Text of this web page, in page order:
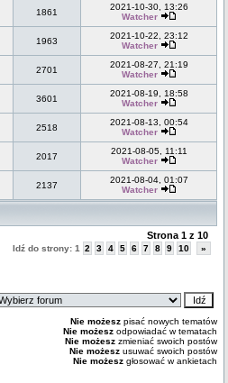
1861
2021-10-30, 13:26
Watcher
1963
2021-10-22, 23:12
Watcher
2701
2021-08-27, 21:19
Watcher
3601
2021-08-19, 18:58
Watcher
2518
2021-08-13, 00:54
Watcher
2017
2021-08-05, 11:11
Watcher
2137
2021-08-04, 01:07
Watcher
Strona 1 z 10
Idź do strony: 1 2 3 4 5 6 7 8 9 10 »
Nie możesz pisać nowych tematów
Nie możesz odpowiadać w tematach
Nie możesz zmieniać swoich postów
Nie możesz usuwać swoich postów
Nie możesz głosować w ankietach